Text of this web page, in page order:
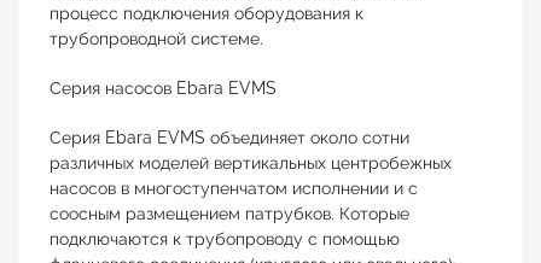
процесс подключения оборудования к
трубопроводной системе.
Серия насосов Ebara EVMS
Серия Ebara EVMS объединяет около сотни
различных моделей вертикальных центробежных
насосов в многоступенчатом исполнении и с
соосным размещением патрубков. Которые
подключаются к трубопроводу с помощью